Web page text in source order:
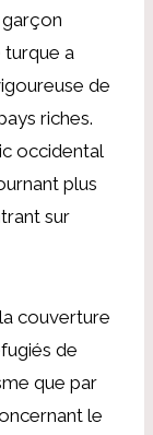
garçon
turque a
de
riches.
occidental
plus
sur
couverture
de
que par
le